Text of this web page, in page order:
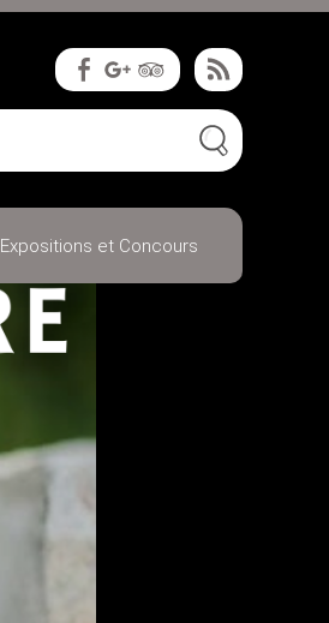
Expositions et Concours